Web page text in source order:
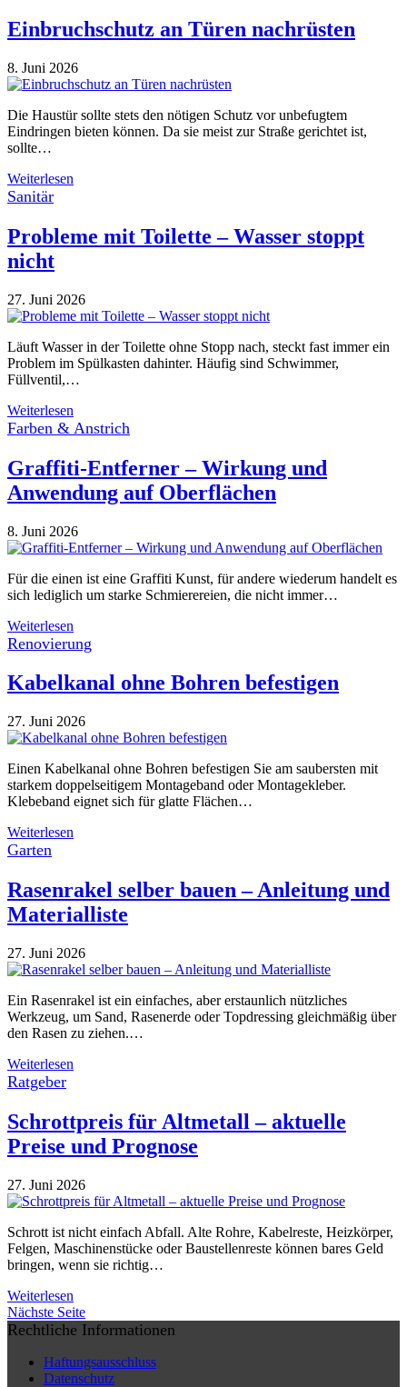
Einbruchschutz an Türen nachrüsten
8. Juni 2026
Die Haustür sollte stets den nötigen Schutz vor unbefugtem
Eindringen bieten können. Da sie meist zur Straße gerichtet ist,
sollte…
Weiterlesen
Sanitär
Probleme mit Toilette – Wasser stoppt
nicht
27. Juni 2026
Läuft Wasser in der Toilette ohne Stopp nach, steckt fast immer ein
Problem im Spülkasten dahinter. Häufig sind Schwimmer,
Füllventil,…
Weiterlesen
Farben & Anstrich
Graffiti-Entferner – Wirkung und
Anwendung auf Oberflächen
8. Juni 2026
Für die einen ist eine Graffiti Kunst, für andere wiederum handelt es
sich lediglich um starke Schmierereien, die nicht immer…
Weiterlesen
Renovierung
Kabelkanal ohne Bohren befestigen
27. Juni 2026
Einen Kabelkanal ohne Bohren befestigen Sie am saubersten mit
starkem doppelseitigem Montageband oder Montagekleber.
Klebeband eignet sich für glatte Flächen…
Weiterlesen
Garten
Rasenrakel selber bauen – Anleitung und
Materialliste
27. Juni 2026
Ein Rasenrakel ist ein einfaches, aber erstaunlich nützliches
Werkzeug, um Sand, Rasenerde oder Topdressing gleichmäßig über
den Rasen zu ziehen.…
Weiterlesen
Ratgeber
Schrottpreis für Altmetall – aktuelle
Preise und Prognose
27. Juni 2026
Schrott ist nicht einfach Abfall. Alte Rohre, Kabelreste, Heizkörper,
Felgen, Maschinenstücke oder Baustellenreste können bares Geld
bringen, wenn sie richtig…
Weiterlesen
Nächste Seite
Rechtliche Informationen
Haftungsausschluss
Datenschutz